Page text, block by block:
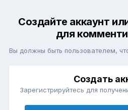
Создайте аккаунт
для
Вы должны быть пользователем,
Создать
Зарегистрируйтесь для